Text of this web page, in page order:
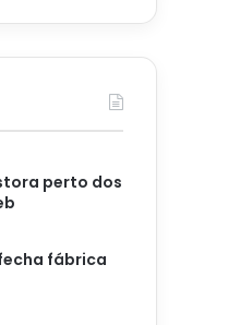
perto dos
fábrica